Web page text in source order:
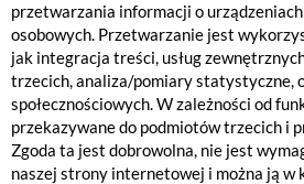
Reklamacje
sklep@fabrykarowerow.com
Serwis 505 700 393
serwis@fabrykarowerow.com
Bikefitting 451 159 109
przetwarzania informacji o
osobowych. Przetwarzanie jest
jak integracja treści, usług
trzecich, analiza/pomiary statystyczne,
społecznościowych. W zależności od
przekazywane do podmiotów trzecich i
Zgoda ta jest dobrowolna, nie jest
naszej strony internetowej i można ją w